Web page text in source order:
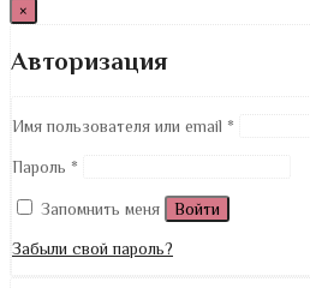
×
Авторизация
Имя пользователя или email *
Пароль *
Запомнить меня Войти
Забыли свой пароль?